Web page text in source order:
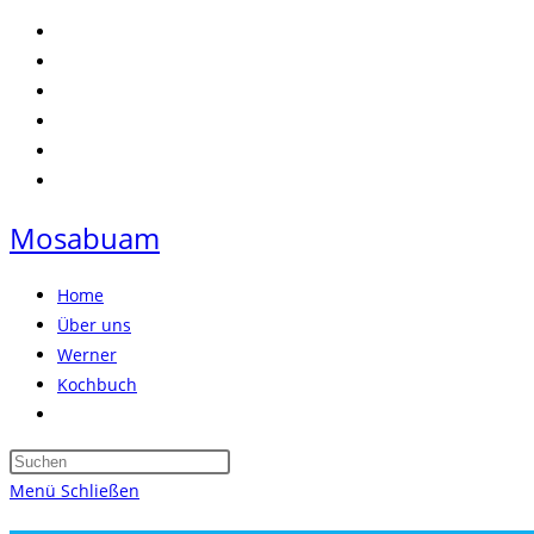
Zum
Inhalt
springen
Mosabuam
Home
Über uns
Werner
Kochbuch
umschalten
Press
Menü Schließen